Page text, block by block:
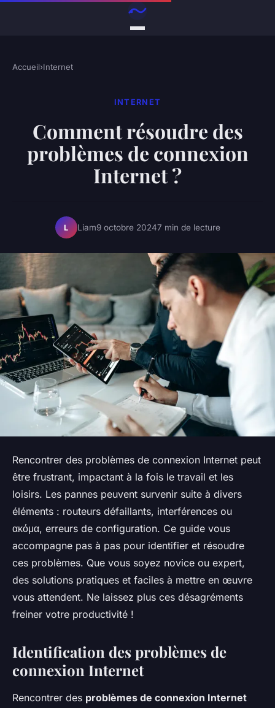
Accueil›Internet
INTERNET
Comment résoudre des
problèmes de connexion
Internet ?
L Liam9 octobre 20247 min de lecture
Rencontrer des problèmes de connexion Internet peut
être frustrant, impactant à la fois le travail et les
loisirs. Les pannes peuvent survenir suite à divers
éléments : routeurs défaillants, interférences ou
ακόμα, erreurs de configuration. Ce guide vous
accompagne pas à pas pour identifier et résoudre
ces problèmes. Que vous soyez novice ou expert,
des solutions pratiques et faciles à mettre en œuvre
vous attendent. Ne laissez plus ces désagréments
freiner votre productivité !
Identification des problèmes de
connexion Internet
Rencontrer des problèmes de connexion Internet